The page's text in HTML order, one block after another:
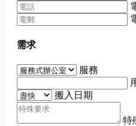
需求
服務
搬入日期
特